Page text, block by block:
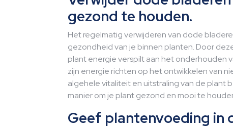
gezond te houden.
Het regelmatig verwijderen van dode
gezondheid van je binnen planten. Door
plant energie verspilt aan het onderhouden
zijn energie richten op het ontwikkelen van
algehele vitaliteit en uitstraling van de plant
manier om je plant gezond en mooi te
Geef plantenvoeding in